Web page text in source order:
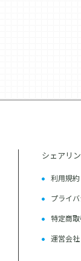
シェアリ
利用規約
プライ
特定商
運営会社